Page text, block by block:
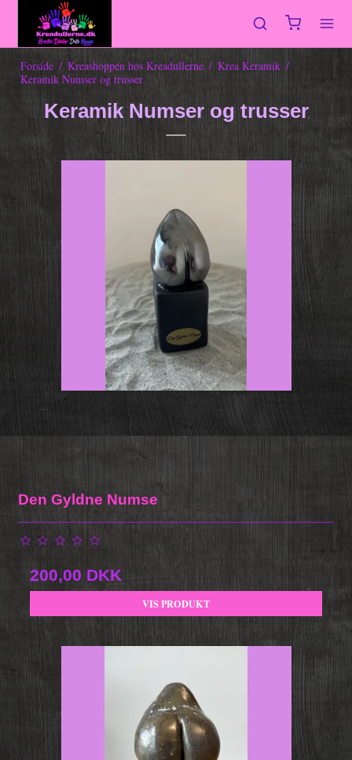
Forside / Kreashoppen hos Kreadullerne / Krea Keramik /
Keramik Numser og trusser
Keramik Numser og trusser
Den Gyldne Numse
200,00 DKK
VIS PRODUKT